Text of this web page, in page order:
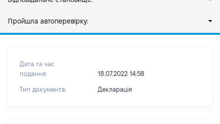
Пройшла автоперевірку:
Дата та час
подання:
18.07.2022 14:58
Тип документа: Декларація